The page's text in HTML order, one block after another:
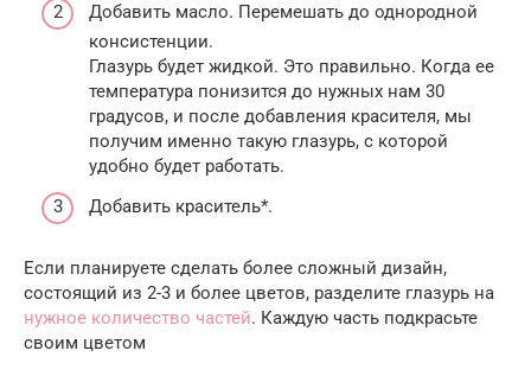
Добавить масло. Перемешать до однородной
консистенции.
Глазурь будет жидкой. Это правильно. Когда ее
температура понизится до нужных нам 30
градусов, и после добавления красителя, мы
получим именно такую глазурь, с которой
удобно будет работать.
Добавить краситель*.
Если планируете сделать более сложный дизайн,
состоящий из 2-3 и более цветов, разделите глазурь на
нужное количество частей. Каждую часть подкрасьте
своим цветом